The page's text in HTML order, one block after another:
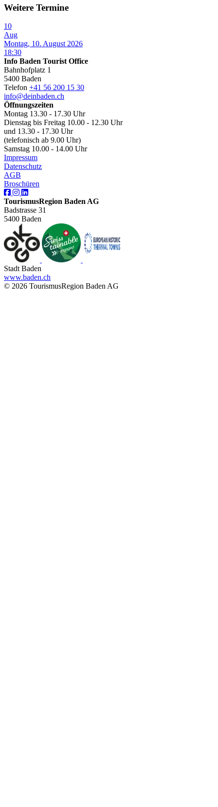
Weitere Termine
10
Aug
Montag, 10. August 2026
18:30
Info Baden Tourist Office
Bahnhofplatz 1
5400 Baden
Telefon +41 56 200 15 30
info@deinbaden.ch
Öffnungszeiten
Montag 13.30 - 17.30 Uhr
Dienstag bis Freitag 10.00 - 12.30 Uhr
und 13.30 - 17.30 Uhr
(telefonisch ab 9.00 Uhr)
Samstag 10.00 - 14.00 Uhr
Impressum
Datenschutz
AGB
Broschüren
TourismusRegion Baden AG
Badstrasse 31
5400 Baden
Stadt Baden
www.baden.ch
© 2026 TourismusRegion Baden AG